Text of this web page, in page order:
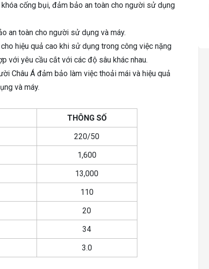
cống bụi, đảm bảo an toàn cho người sử dụng
an toàn cho người sử dụng và máy.
hiệu quả cao khi sử dụng trong công việc nặng
với yêu cầu cắt với các độ sâu khác nhau.
Châu Á đảm bảo làm việc thoải mái và hiệu quả
và máy.
THÔNG SỐ
220/50
1,600
13,000
110
20
34
3.0